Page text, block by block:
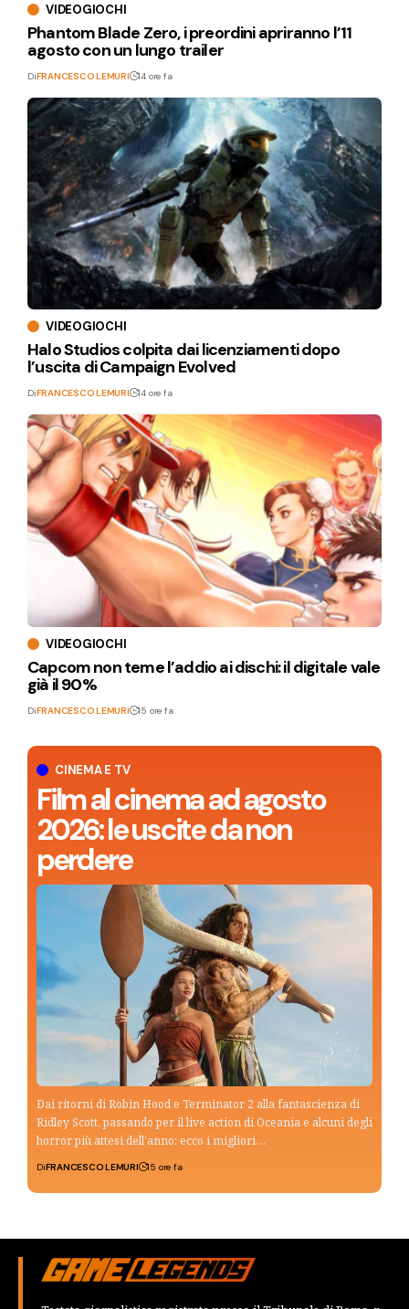
CINEMA E TV
Film al cinema ad agosto
2026: le uscite da non
perdere
Dai ritorni di Robin Hood e Terminator 2 alla fantascienza di
Ridley Scott, passando per il live action di Oceania e alcuni degli
horror più attesi dell’anno: ecco i migliori…
DiFRANCESCO LEMURI 15 ore fa
VIDEOGIOCHI
Phantom Blade Zero, i preordini apriranno l’11
agosto con un lungo trailer
DiFRANCESCO LEMURI 14 ore fa
VIDEOGIOCHI
Halo Studios colpita dai licenziamenti dopo
l’uscita di Campaign Evolved
DiFRANCESCO LEMURI 14 ore fa
VIDEOGIOCHI
Capcom non teme l’addio ai dischi: il digitale vale
già il 90%
DiFRANCESCO LEMURI 15 ore fa